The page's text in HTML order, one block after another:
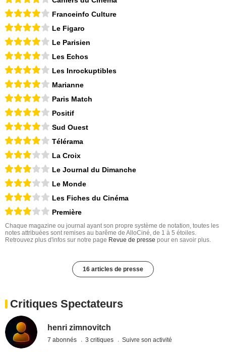
Franceinfo Culture
Le Figaro
Le Parisien
Les Echos
Les Inrockuptibles
Marianne
Paris Match
Positif
Sud Ouest
Télérama
La Croix
Le Journal du Dimanche
Le Monde
Les Fiches du Cinéma
Première
Chaque magazine ou journal ayant son propre système de notation, toutes les
notes attribuées sont remises au barême de AlloCiné, de 1 à 5 étoiles.
Retrouvez plus d'infos sur notre page Revue de presse pour en savoir plus.
16 articles de presse
Critiques Spectateurs
henri zimnovitch
7 abonnés 3 critiques Suivre son activité